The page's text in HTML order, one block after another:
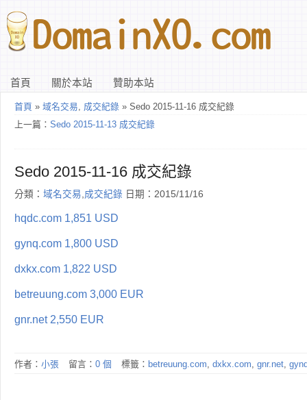
首頁 關於本站 贊助本站
首頁 » 域名交易, 成交紀錄 » Sedo 2015-11-16 成交紀錄
上一篇： Sedo 2015-11-13 成交紀錄
Sedo 2015-11-16 成交紀錄
分類： 域名交易,成交紀錄 日期：2015/11/16
hqdc.com 1,851 USD
gynq.com 1,800 USD
dxkx.com 1,822 USD
betreuung.com 3,000 EUR
gnr.net 2,550 EUR
作者： 小張 留言： 0 個 標籤： betreuung.com, dxkx.com, gnr.net,